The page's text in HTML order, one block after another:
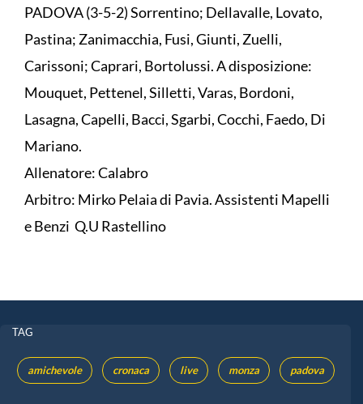
PADOVA (3-5-2) Sorrentino; Dellavalle, Lovato,
Pastina; Zanimacchia, Fusi, Giunti, Zuelli,
Carissoni; Caprari, Bortolussi. A disposizione:
Mouquet, Pettenel, Silletti, Varas, Bordoni,
Lasagna, Capelli, Bacci, Sgarbi, Cocchi, Faedo, Di
Mariano.
Allenatore: Calabro
Arbitro: Mirko Pelaia di Pavia. Assistenti Mapelli
e Benzi Q.U Rastellino
TAG
amichevole cronaca live monza padova